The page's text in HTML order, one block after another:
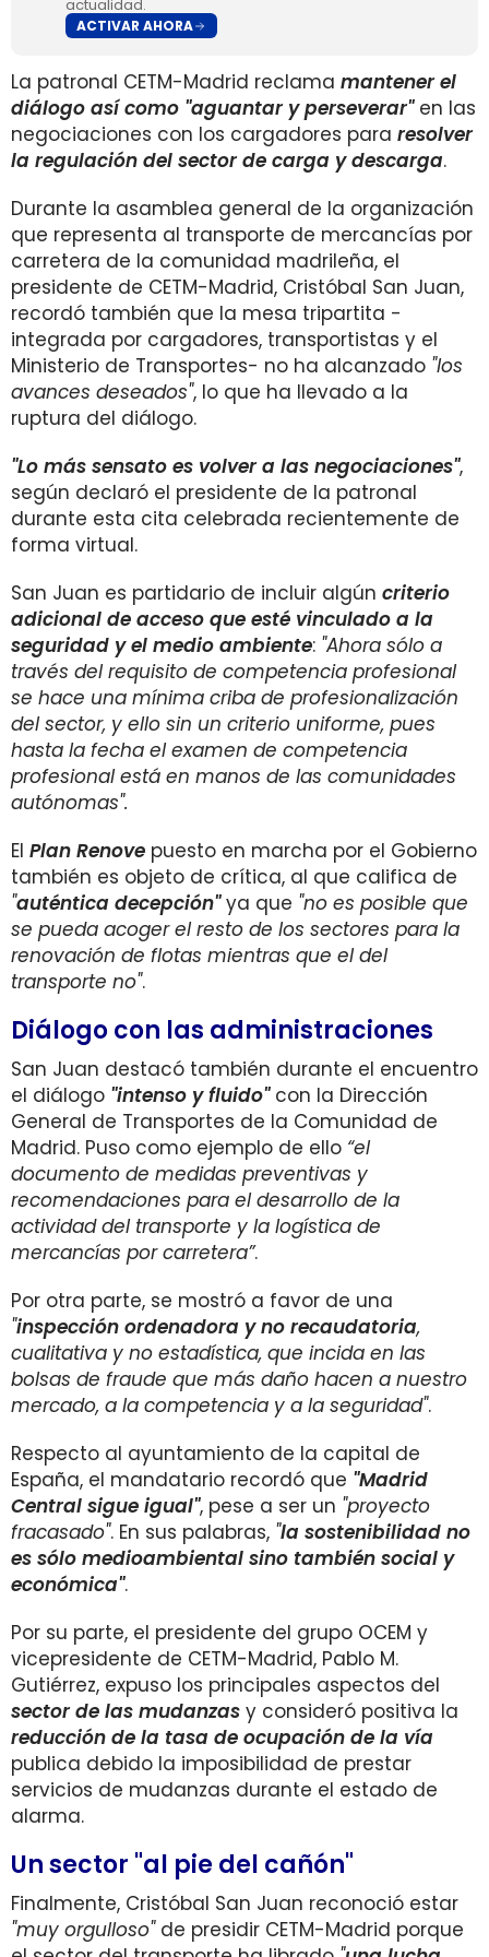
actualidad.
ACTIVAR AHORA
La patronal CETM-Madrid reclama mantener el
diálogo así como "aguantar y perseverar"en las
negociaciones con los cargadores para resolver
la regulación del sector de carga y descarga.
Durante la asamblea general de la organización
que representa al transporte de mercancías por
carretera de la comunidad madrileña, el
presidente de CETM-Madrid, Cristóbal San Juan,
recordó también que la mesa tripartita -
integrada por cargadores, transportistas y el
Ministerio de Transportes- no ha alcanzado "los
avances deseados", lo que ha llevado a la
ruptura del diálogo.
"Lo más sensato es volver a las negociaciones",
según declaró el presidente de la patronal
durante esta cita celebrada recientemente de
forma virtual.
San Juan es partidario de incluir algún criterio
adicional de acceso que esté vinculado a la
seguridad y el medio ambiente: "Ahora sólo a
través del requisito de competencia profesional
se hace una mínima criba de profesionalización
del sector, y ello sin un criterio uniforme, pues
hasta la fecha el examen de competencia
profesional está en manos de las comunidades
autónomas".
El Plan Renove puesto en marcha por el Gobierno
también es objeto de crítica, al que califica de
"auténtica decepción"ya que "no es posible que
se pueda acoger el resto de los sectores para la
renovación de flotas mientras que el del
transporte no".
Diálogo con las administraciones
San Juan destacó también durante el encuentro
el diálogo "intenso y fluido" con la Dirección
General de Transportes de la Comunidad de
Madrid. Puso como ejemplo de ello “el
documento de medidas preventivas y
recomendaciones para el desarrollo de la
actividad del transporte y la logística de
mercancías por carretera”.
Por otra parte, se mostró a favor de una
"inspección ordenadora y no recaudatoria,
cualitativa y no estadística, que incida en las
bolsas de fraude que más daño hacen a nuestro
mercado, a la competencia y a la seguridad".
Respecto al ayuntamiento de la capital de
España, el mandatario recordó que "Madrid
Central sigue igual", pese a ser un "proyecto
fracasado". En sus palabras, "la sostenibilidad no
es sólo medioambiental sino también social y
económica".
Por su parte, el presidente del grupo OCEM y
vicepresidente de CETM-Madrid, Pablo M.
Gutiérrez, expuso los principales aspectos del
sector de las mudanzas y consideró positiva la
reducción de la tasa de ocupación de la vía
publica debido la imposibilidad de prestar
servicios de mudanzas durante el estado de
alarma.
Un sector "al pie del cañón"
Finalmente, Cristóbal San Juan reconoció estar
"muy orgulloso" de presidir CETM-Madrid porque